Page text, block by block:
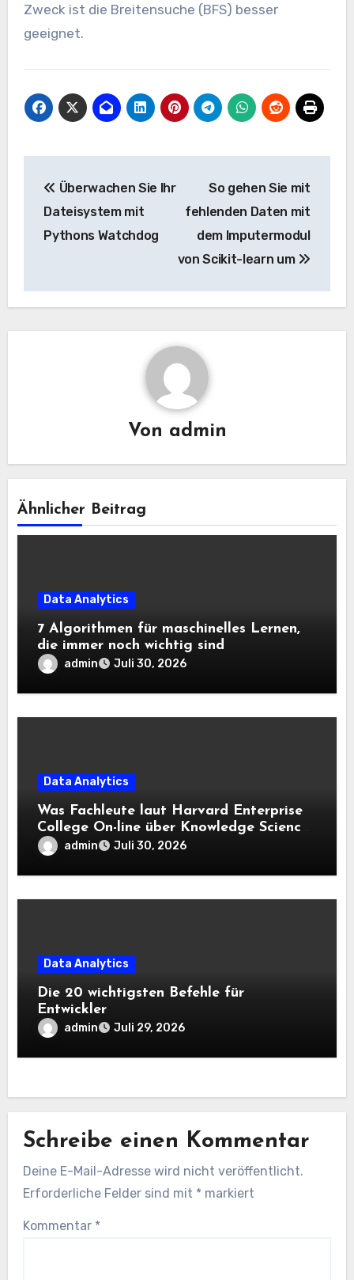
Zweck ist die Breitensuche (BFS) besser
geeignet.
Navigation
Überwachen Sie Ihr
Dateisystem mit
Pythons Watchdog
So gehen Sie mit
fehlenden Daten mit
dem Imputermodul
von Scikit-learn um
Von admin
Ähnlicher Beitrag
Data Analytics
7 Algorithmen für maschinelles Lernen,
die immer noch wichtig sind
admin Juli 30, 2026
Data Analytics
Was Fachleute laut Harvard Enterprise
College On-line über Knowledge Science
und KI wissen sollten
admin Juli 30, 2026
Data Analytics
Die 20 wichtigsten Befehle für
Entwickler
admin Juli 29, 2026
Schreibe einen Kommentar
Deine E-Mail-Adresse wird nicht veröffentlicht.
Erforderliche Felder sind mit * markiert
Kommentar *